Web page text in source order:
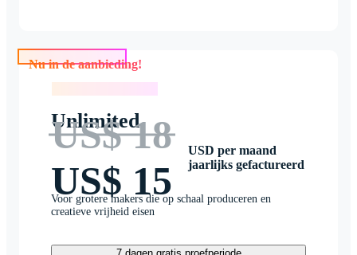
Nu in de aanbieding!
Unlimited
US$ 18
US$ 15
USD per maand
jaarlijks gefactureerd
Voor grotere makers die op schaal produceren en
creatieve vrijheid eisen